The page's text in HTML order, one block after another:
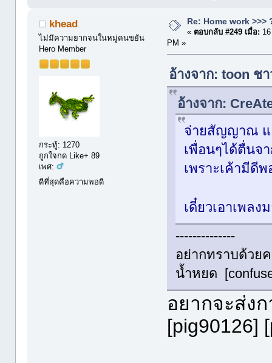
khead
ไม่มีความยากจนในหมู่คนขยัน
Hero Member
กระทู้: 1270
ถูกใจกด Like+ 89
เพศ:
ดีที่สุดคือความพอดี
Re: Home work >>>
« ตอบกลับ #249 เมื่อ:
PM »
อ้างจาก: toon ช
อ้างจาก:
จ่ายสัญญาณ แ
เพื่อนๆได้ตื่นจ
เพราะเค้ามีดี
เดี๋ยวเอาเพล
--------------
อย่ากทราบด้วย
น้ำหยด
อยากจะส่ง
[pig90126]